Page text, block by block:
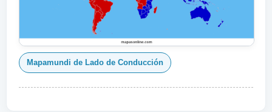
Mapamundi de Lado de Conducción